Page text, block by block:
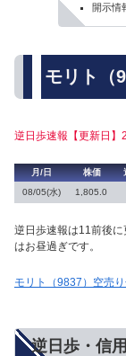
開示情
モリト（
逆日歩速報【更新日】
月/日 株価
08/05(水)
1,805.0
逆日歩速報は11前後に
はお昼過ぎです。
モリト（9837）空売
逆日歩・信